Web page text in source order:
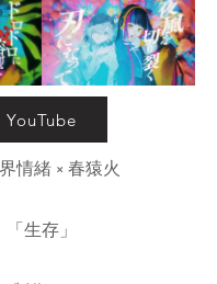
YouTube
情緒 × 春猿火
「生存」